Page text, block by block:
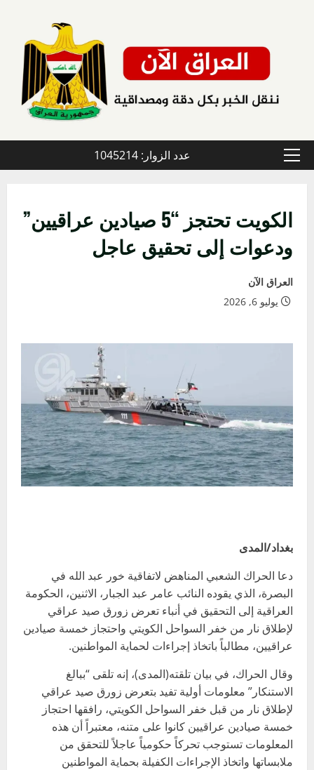
القائمة
عدد الزوار: 1045214
الكويت تحتجز “5 صيادين عراقيين”
ودعوات إلى تحقيق عاجل
العراق الآن
يوليو 6, 2026
بغداد/المدى
دعا الحراك الشعبي المناهض لاتفاقية خور عبد الله في
البصرة، الذي يقوده النائب عامر عبد الجبار، الاثنين، الحكومة
العراقية إلى التحقيق في أنباء تعرض زورق صيد عراقي
لإطلاق نار من خفر السواحل الكويتي واحتجاز خمسة صيادين
عراقيين، مطالباً باتخاذ إجراءات لحماية المواطنين.
وقال الحراك، في بيان تلقته(المدى)، إنه تلقى “ببالغ
الاستنكار” معلومات أولية تفيد بتعرض زورق صيد عراقي
لإطلاق نار من قبل خفر السواحل الكويتي، رافقها احتجاز
خمسة صيادين عراقيين كانوا على متنه، معتبراً أن هذه
المعلومات تستوجب تحركاً حكومياً عاجلاً للتحقق من
ملابساتها واتخاذ الإجراءات الكفيلة بحماية المواطنين